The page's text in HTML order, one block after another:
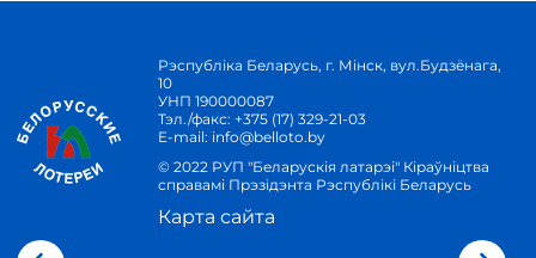
Рэспубліка Беларусь, г. Мінск, вул.Будзёнага,
10
УНП 190000087
Тэл./факс: +375 (17) 329-21-03
E-mail: info@belloto.by
© 2022 РУП "Беларускія латарэі" Кіраўніцтва
справамі Прэзідэнта Рэспублікі Беларусь
Карта сайта